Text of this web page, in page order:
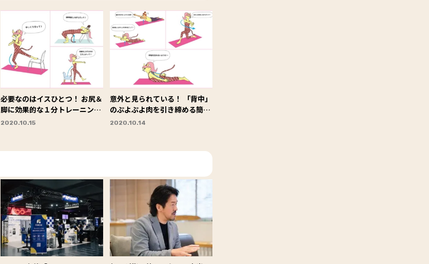
必要なのはイスひとつ！ お尻＆
脚に効果的な１分トレーニング
３選
2020.10.15
意外と見られている！ 「背中」
のぷよぷよ肉を引き締める簡単
エクサ3選
2020.10.14